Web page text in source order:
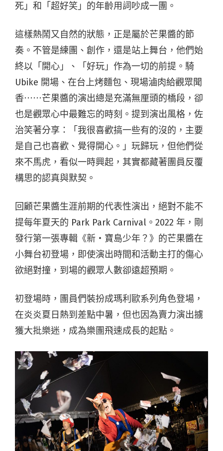
死」和「超好笑」的年齡用詞吵成一團。
這樣熱鬧又自然的狀態，正是屬於芒果醬的節
奏。不管是練團、創作，還是站上舞台，他們始
終以「開心」、「好玩」作為一切的前提。騎
Ubike 開場、在台上烤麵包、現場滷肉給觀眾聞
香⋯⋯芒果醬的演出總是充滿無厘頭的橋段，卻
也是觀眾心中最難忘的時刻。提到演出風格，佐
治笑著分享：「我很喜歡搞一些有的沒的，主要
是自己也喜歡、覺得開心。」玩歸玩，但他們從
來不馬虎，看似一時興起，其實都藏著團員反覆
構思的認真與默契。
回顧芒果醬生涯前期的代表性演出，絕對不能不
提每年夏天的 Park Park Carnival。2022 年，剛
發行第一張專輯《新・寶島少年？》的芒果醬在
小舞台初登場，即使演出時間和活動主打的傷心
欲絕對撞，到場的觀眾人數卻遠超預期。
初登場時，團員們裝扮成瑪利歐系列角色登場，
在炎炎夏日熱到差點中暑 ，但也因為賣力演出擄
獲大批樂迷，成為樂團飛速成長的起點。